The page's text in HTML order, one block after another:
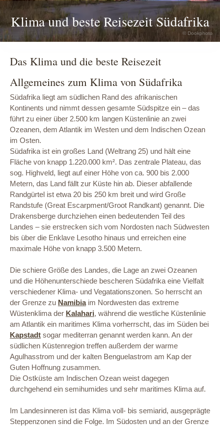
Klima und beste Reisezeit Südafrika
© Dookphoto
Das Klima und die beste Reisezeit
Allgemeines zum Klima von Südafrika
Südafrika liegt am südlichen Rand des afrikanischen
Kontinents und nimmt dessen gesamte Südspitze ein – das
führt zu einer über 2.500 km langen Küstenlinie an zwei
Ozeanen, dem Atlantik im Westen und dem Indischen Ozean
im Osten.
Südafrika ist ein großes Land (Weltrang 25) und hält eine
Fläche von knapp 1.220.000 km². Das zentrale Plateau, das
sog. Highveld, liegt auf einer Höhe von ca. 900 bis 2.000
Metern, das Land fällt zur Küste hin ab. Dieser abfallende
Randgürtel ist etwa 20 bis 250 km breit und wird Große
Randstufe (Great Escarpment/Groot Randkant) genannt. Die
Drakensberge durchziehen einen bedeutenden Teil des
Landes – sie erstrecken sich vom Nordosten nach Südwesten
bis über die Enklave Lesotho hinaus und erreichen eine
maximale Höhe von knapp 3.500 Metern.
Die schiere Größe des Landes, die Lage an zwei Ozeanen
und die Höhenunterschiede bescheren Südafrika eine Vielfalt
verschiedener Klima- und Vegatationszonen. So herrscht an
der Grenze zu Namibiaim Nordwesten das extreme
Wüstenklima der Kalahari, während die westliche Küstenlinie
am Atlantik ein maritimes Klima vorherrscht, das im Süden bei
Kapstadt sogar mediterran genannt werden kann. An der
südlichen Küstenregion treffen außerdem der warme
Agulhasstrom und der kalten Benguelastrom am Kap der
Guten Hoffnung zusammen.
Die Ostküste am Indischen Ozean weist dagegen
durchgehend ein semihumides und sehr maritimes Klima auf.
Im Landesinneren ist das Klima voll- bis semiarid, ausgeprägte
Steppenzonen sind die Folge. Im Südosten und an der Grenze